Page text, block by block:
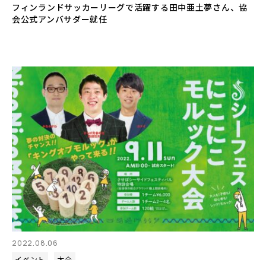
フィンランドサッカーリーグで活躍する田中亜土夢さん、協
会公式アンバサダー就任
2022.08.06